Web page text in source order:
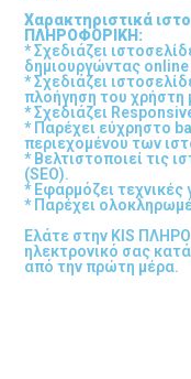
Χαρακτηριστικά
ΠΛΗΡΟΦΟΡΙΚΗ:
* Σχεδιάζει
δημιουργώντας online
* Σχεδιάζει
πλοήγηση του χρήστη
* Σχεδιάζει
* Παρέχει εύχρηστο
περιεχομένου των
* Βελτιστοποιεί τις
(SEO).
* Εφαρμόζει
* Παρέχει
Ελάτε στην KIS
ηλεκτρονικό σας
από την πρώτη μέρα.